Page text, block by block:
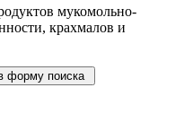
мукомольно-
крахмалов и